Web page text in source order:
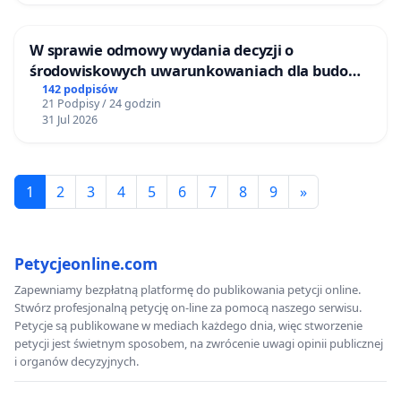
W sprawie odmowy wydania decyzji o
środowiskowych uwarunkowaniach dla budowy
zakładu wytwarzania biometanu „Krynki” w
Ostrowiu Południowym oraz ochrony
mieszkańców i Puszczy Knyszyńskiej
142 podpisów
21 Podpisy / 24 godzin
31 Jul 2026
1 2 3 4 5 6 7 8 9 »
Petycjeonline.com
Zapewniamy bezpłatną platformę do publikowania petycji online.
Stwórz profesjonalną petycję on-line za pomocą naszego serwisu.
Petycje są publikowane w mediach każdego dnia, więc stworzenie
petycji jest świetnym sposobem, na zwrócenie uwagi opinii publicznej
i organów decyzyjnych.